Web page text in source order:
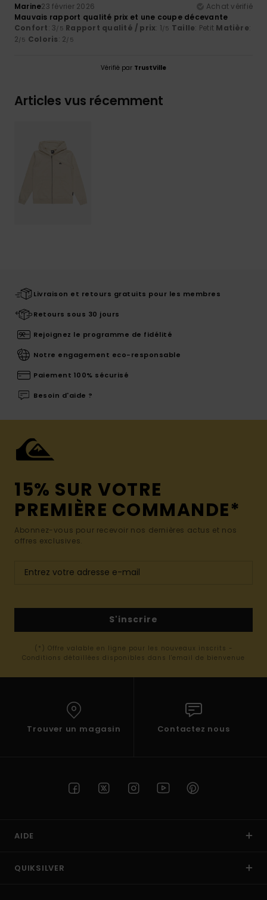
Marine23 février 2026
Achat vérifié
Mauvais rapport qualité prix et une coupe décevante
Confort: 3/5 Rapport qualité / prix: 1/5 Taille: Petit Matière:
2/5 Coloris: 2/5
Vérifié par TrustVille
Articles vus récemment
Livraison et retours gratuits pour les membres
Retours sous 30 jours
Rejoignez le programme de fidélité
Notre engagement eco-responsable
Paiement 100% sécurisé
Besoin d'aide ?
15% SUR VOTRE
PREMIÈRE COMMANDE*
Abonnez-vous pour recevoir nos dernières actus et nos
offres exclusives.
S'inscrire
(*) Offre valable en ligne pour les nouveaux inscrits -
Conditions détaillées disponibles dans l'email de bienvenue
Trouver un magasin Contactez nous
AIDE
QUIKSILVER